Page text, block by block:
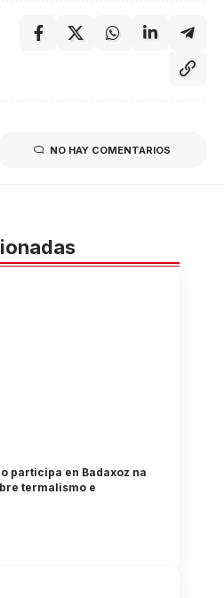
NO HAY COMENTARIOS
participa en Badaxoz na
termalismo e